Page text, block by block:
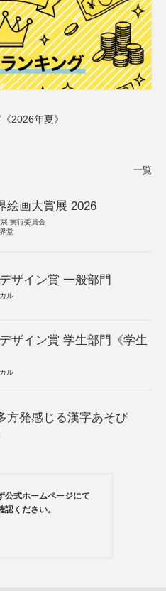
2026年夏》
一覧
絵画大賞展 2026
実行委員会
堂
ザイン賞 一般部門
ル
ザイン賞 学生部門《学生
ル
方発感じる漢字あそび
公式ホームページにて
ください。